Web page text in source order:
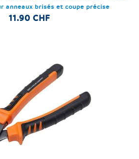
anneaux brisés et coupe précise
11.90 CHF